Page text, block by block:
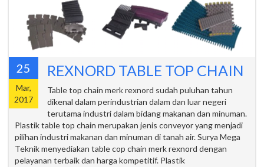
25
Mar,
2017
REXNORD TABLE TOP CHAIN
Table top chain merk rexnord sudah puluhan tahun
dikenal dalam perindustrian dalam dan luar negeri
terutama industri dalam bidang makanan dan minuman.
Plastik table top chain merupakan jenis conveyor yang menjadi
pilihan industri makanan dan minuman di tanah air. Surya Mega
Teknik menyediakan table cop chain merk rexnord dengan
pelayanan terbaik dan harga kompetitif. Plastik